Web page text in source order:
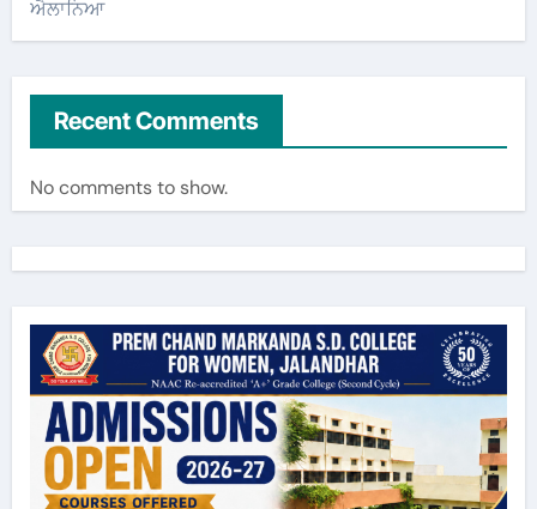
ਐਲਾਨਿਆ
Recent Comments
No comments to show.